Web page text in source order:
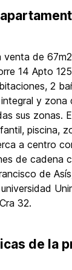
venta de
14 Apto
2
y zona
sus zonas.
piscina,
a centro
de cadena
de
32.
de la